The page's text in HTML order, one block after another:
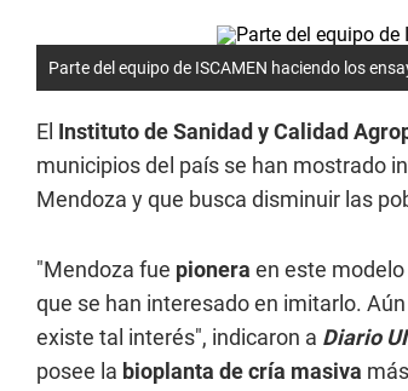
Parte del equipo de ISCAMEN haciendo los
El Instituto de Sanidad y Calidad
municipios del país se han mostrado
Mendoza y que busca disminuir las
"Mendoza fue pionera en este
que se han interesado en imitarlo.
existe tal interés", indicaron a Diario
posee la bioplanta de cría masiva